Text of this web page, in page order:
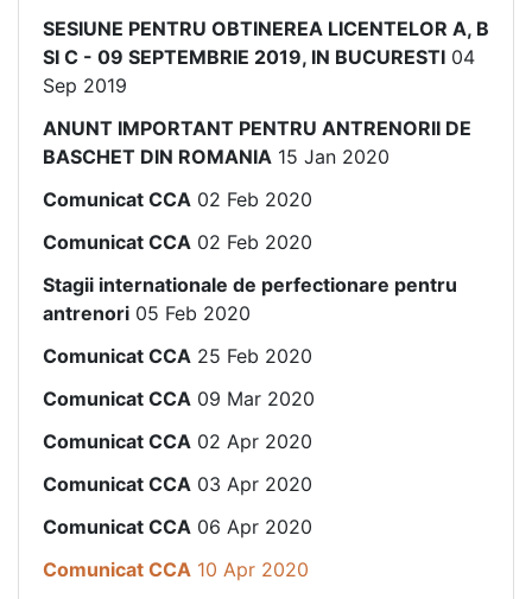
SESIUNE PENTRU OBTINEREA LICENTELOR A, B
SI C - 09 SEPTEMBRIE 2019, IN BUCURESTI 04
Sep 2019
ANUNT IMPORTANT PENTRU ANTRENORII DE
BASCHET DIN ROMANIA 15 Jan 2020
Comunicat CCA 02 Feb 2020
Comunicat CCA 02 Feb 2020
Stagii internationale de perfectionare pentru
antrenori 05 Feb 2020
Comunicat CCA 25 Feb 2020
Comunicat CCA 09 Mar 2020
Comunicat CCA 02 Apr 2020
Comunicat CCA 03 Apr 2020
Comunicat CCA 06 Apr 2020
Comunicat CCA 10 Apr 2020